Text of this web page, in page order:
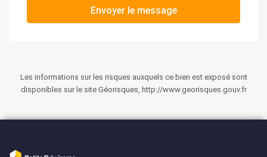
Envoyer le message
Les informations sur les risques auxquels ce bien est exposé sont
disponibles sur le site Géorisques, http://www.georisques.gouv.fr